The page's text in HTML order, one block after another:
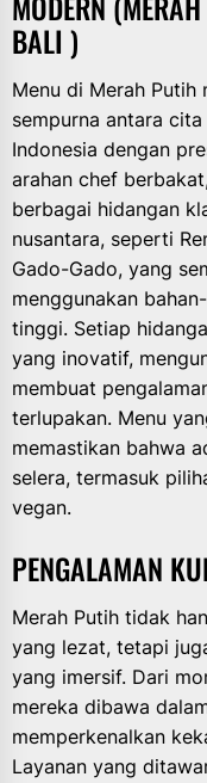
BALI )
Menu di Merah Putih
sempurna antara
Indonesia dengan
arahan chef
berbagai hidangan
nusantara, seperti
Gado-Gado, yang
menggunakan
tinggi. Setiap
yang inovatif,
membuat
terlupakan. Menu
memastikan bahwa
selera, termasuk
vegan.
PENGALAMAN
Merah Putih tidak
yang lezat, tetapi
yang imersif. Dari
mereka dibawa
memperkenalkan
Layanan yang